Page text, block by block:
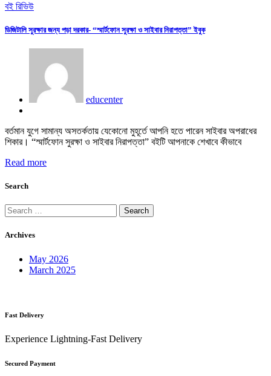
বই রিভিউ
ডিজিটালি সুরক্ষার জন্য পড়া দরকার- “স্মার্টফোন সুরক্ষা ও সাইবার নিরাপত্তা” ইবুক
educenter
বর্তমান যুগে সামান্য অসতর্কতায় যেকোনো মুহূর্তে আপনি হতে পারেন সাইবার অপরাধের
শিকার। “স্মার্টফোন সুরক্ষা ও সাইবার নিরাপত্তা” বইটি আপনাকে শেখাবে কীভাবে
Read more
Search
Search
for:
Archives
May 2026
March 2025
Fast Delivery
Experience Lightning-Fast Delivery
Secured Payment